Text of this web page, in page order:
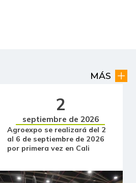
+54,74%
-$ 83,00 -5,32%
+$ 3.277,00 +42,74%
MÁS
2
septiembre de 2026
Agroexpo se realizará del 2
al 6 de septiembre de 2026
por primera vez en Cali